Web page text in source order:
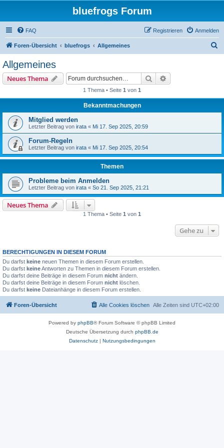
bluefrogs Forum
FAQ Anmelden
Registrieren
Foren-Übersicht bluefrogs Allgemeines
Allgemeines
Neues Thema Suche
1 Thema • Seite 1 von 1
Bekanntmachungen
Mitglied werden
Letzter Beitrag von irata « Mi 17. Sep 2025, 20:59
Forum-Regeln
Letzter Beitrag von irata « Mi 17. Sep 2025, 20:54
Themen
Probleme beim Anmelden
Letzter Beitrag von irata « So 21. Sep 2025, 21:21
Neues Thema
1 Thema • Seite 1 von 1
Gehe zu
BERECHTIGUNGEN IN DIESEM FORUM
Du darfst keine neuen Themen in diesem Forum erstellen.
Du darfst keineAntworten zu Themen in diesem Forum erstellen.
Du darfst deine Beiträge in diesem Forum nicht ändern.
Du darfst deine Beiträge in diesem Forum nicht löschen.
Du darfst keine Dateianhänge in diesem Forum erstellen.
Foren-Übersicht Alle Zeiten sind UTC+02:00
Alle Cookies löschen
Powered by phpBB® Forum Software © phpBB Limited
Deutsche Übersetzung durch phpBB.de
Datenschutz| Nutzungsbedingungen